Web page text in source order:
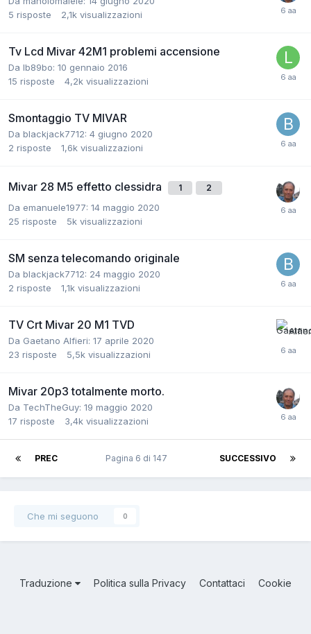
5 risposte 2,1k visualizzazioni
Tv Lcd Mivar 42M1 problemi accensione
Da lb89bo: 10 gennaio 2016
15 risposte 4,2k visualizzazioni
Smontaggio TV MIVAR
Da blackjack7712: 4 giugno 2020
2 risposte 1,6k visualizzazioni
Mivar 28 M5 effetto clessidra 1 2
Da emanuele1977: 14 maggio 2020
25 risposte 5k visualizzazioni
SM senza telecomando originale
Da blackjack7712: 24 maggio 2020
2 risposte 1,1k visualizzazioni
TV Crt Mivar 20 M1 TVD
Da Gaetano Alfieri: 17 aprile 2020
23 risposte 5,5k visualizzazioni
Mivar 20p3 totalmente morto.
Da TechTheGuy: 19 maggio 2020
17 risposte 3,4k visualizzazioni
PREC SUCCESSIVO
Pagina 6 di 147
Che mi seguono 0
Traduzione Politica sulla Privacy Contattaci Cookie